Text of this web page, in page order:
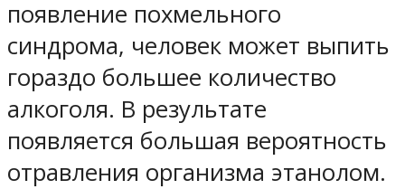
появление похмельного
синдрома, человек может выпить
гораздо большее количество
алкоголя. В результате
появляется большая вероятность
отравления организма этанолом.